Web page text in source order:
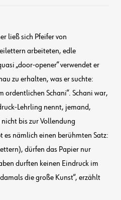
ließ sich Pfeifer von
arbeiteten, edle
„door-opener“ verwendet er
zu erhalten, was er suchte:
ordentlichen Schani“. Schani war,
Lehrling nennt, jemand,
bis zur Vollendung
es nämlich einen berühmten Satz:
dürfen das Papier nur
durften keinen Eindruck im
die große Kunst“, erzählt